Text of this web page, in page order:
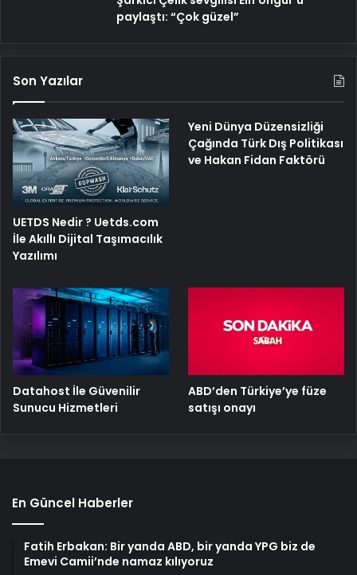
paylaştı: “Çok güzel”
Son Yazılar
UETDS Nedir ? Uetds.com
İle Akıllı Dijital Taşımacılık
Yazılımı
Yeni Dünya Düzensizliği
Çağında Türk Dış Politikası
ve Hakan Fidan Faktörü
Datahost İle Güvenilir
Sunucu Hizmetleri
ABD’den Türkiye’ye füze
satışı onayı
En Güncel Haberler
Fatih Erbakan: Bir yanda ABD, bir yanda YPG biz de
Emevi Camii’nde namaz kılıyoruz